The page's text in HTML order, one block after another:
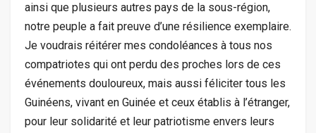
ainsi que plusieurs autres pays de la sous-région,
notre peuple a fait preuve d’une résilience exemplaire.
Je voudrais réitérer mes condoléances à tous nos
compatriotes qui ont perdu des proches lors de ces
événements douloureux, mais aussi féliciter tous les
Guinéens, vivant en Guinée et ceux établis à l’étranger,
pour leur solidarité et leur patriotisme envers leurs